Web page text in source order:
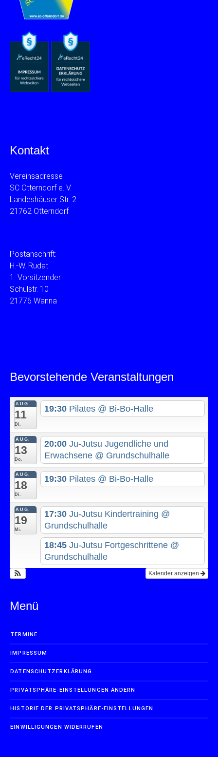
Kontakt
Vereinsadresse
SC Otterndorf e. V.
Landeshäuser Str. 2
21762 Otterndorf
Postanschrift:
H.-W. Rudat
1. Vorsitzender
Schulstr. 10
21776 Wanna
Bevorstehende Veranstaltungen
AUG.
11
Di.
19:30 Pilates @ Bi-Bo-Halle
AUG.
13
Do.
20:00 Ju-Jutsu Jugendliche und
Erwachsene @ Grundschulhalle
AUG.
18
Di.
19:30 Pilates @ Bi-Bo-Halle
AUG.
19
Mi.
17:30 Ju-Jutsu Kindertraining @
Grundschulhalle
18:45 Ju-Jutsu Fortgeschrittene @
Grundschulhalle
Kalender anzeigen
Menü
TERMINE
IMPRESSUM
DATENSCHUTZERKLÄRUNG
PRIVATSPHÄRE-EINSTELLUNGEN ÄNDERN
HISTORIE DER PRIVATSPHÄRE-EINSTELLUNGEN
EINWILLIGUNGEN WIDERRUFEN